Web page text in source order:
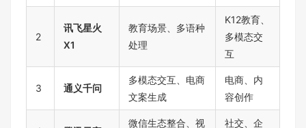
2
讯飞星火
X1
教育场景、多语种
处理
K12教育、
多模态交
互
3 通义千问
多模态交互、电商
文案生成
电商、内
容创作
微信生态整合、视
社交、企